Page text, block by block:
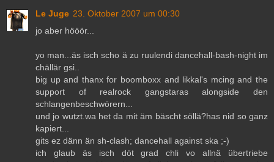
Le Juge 23. Oktober 2007 um 00:30
jo aber hööör...
yo man...äs isch scho ä zu ruulendi dancehall-bash-night im
chällär gsi..
big up and thanx for boomboxx and likkal's mcing and the
support of realrock gangstaras alongside den
schlangenbeschwörern...
und jo wutzt.wa het da mit äm bäscht söllä?has nid so ganz
kapiert...
gits ez dänn än sh-clash; dancehall against ska ;-)
ich glaub äs isch döt grad chli vo allnä übertriebe